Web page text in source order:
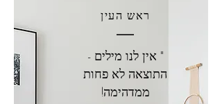
ראש העין
" אין לנו מילים -
התוצאה לא פחות
ממדהימה!